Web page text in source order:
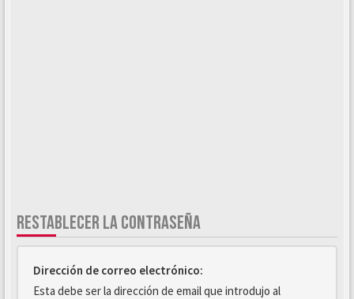
RESTABLECER LA CONTRASEÑA
Dirección de correo electrónico:
Esta debe ser la dirección de email que introdujo al